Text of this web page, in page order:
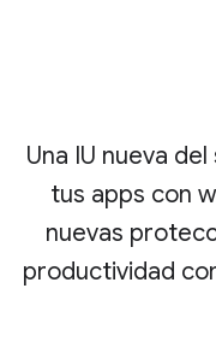
Una IU nueva
tus apps con
nuevas
productividad